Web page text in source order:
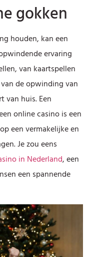
gokken
houden, kan een
ervaring
van kaartspellen
de opwinding van
van huis. Een
online casino is een
een vermakelijke en
Je zou eens
in Nederland, een
een spannende